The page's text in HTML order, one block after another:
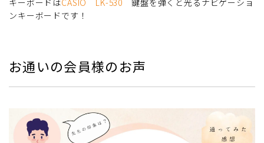
ンキーボードです！
お通いの会員様のお声